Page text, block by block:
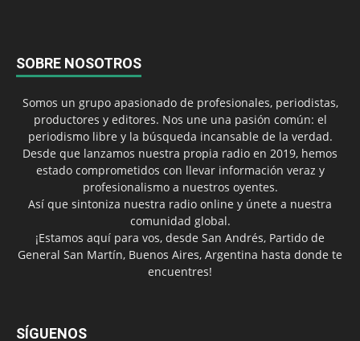
SOBRE NOSOTROS
Somos un grupo apasionado de profesionales, periodistas,
productores y editores. Nos une una pasión común: el
periodismo libre y la búsqueda incansable de la verdad.
Desde que lanzamos nuestra propia radio en 2019, hemos
estado comprometidos con llevar información veraz y
profesionalismo a nuestros oyentes.
Así que sintoniza nuestra radio online y únete a nuestra
comunidad global.
¡Estamos aquí para vos, desde San Andrés, Partido de
General San Martín, Buenos Aires, Argentina hasta donde te
encuentres!
SÍGUENOS